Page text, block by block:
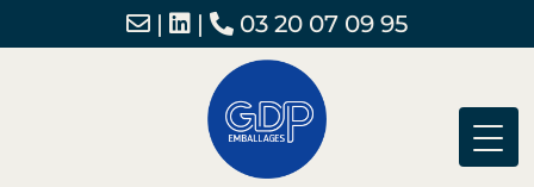
| | 03 20 07 09 95